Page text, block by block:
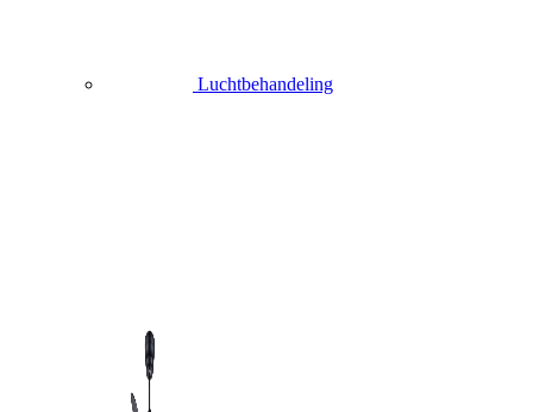
Luchtbehandeling